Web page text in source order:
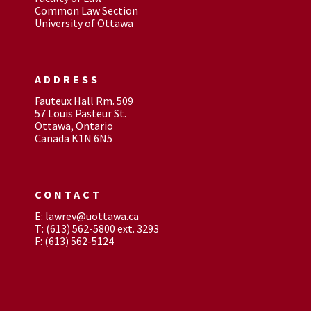
Common Law Section
University of Ottawa
ADDRESS
Fauteux Hall Rm. 509
57 Louis Pasteur St.
Ottawa, Ontario
Canada K1N 6N5
CONTACT
E: lawrev@uottawa.ca
T: (613) 562-5800 ext. 3293
F: (613) 562-5124